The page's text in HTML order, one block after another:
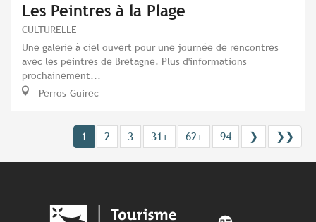
Les Peintres à la Plage
CULTURELLE
Une galerie à ciel ouvert pour une journée de rencontres
avec les peintres de Bretagne. Plus d'informations
prochainement...
Perros-Guirec
1 2 3 31+ 62+ 94 ❯ ❯❯